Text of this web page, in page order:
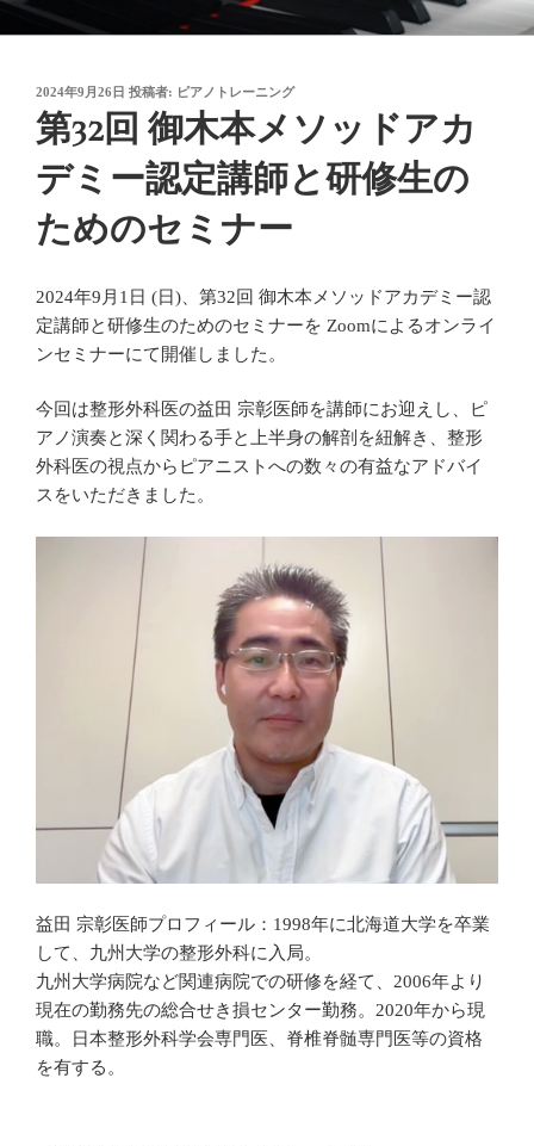
ン
御木本メソッド
脳や筋肉をトレーニングしながら奏法を学び、美しい音と自然で優れた
投
稿
日:
2024年9月26日 投稿者: ピアノトレーニング
第32回 御木本メソッドアカ
デミー認定講師と研修生の
ためのセミナー
2024年9月1日 (日)、第32回 御木本メソッドアカデミー認
定講師と研修生のためのセミナーを Zoomによるオンライ
ンセミナーにて開催しました。
今回は整形外科医の益田 宗彰医師を講師にお迎えし、ピ
アノ演奏と深く関わる手と上半身の解剖を紐解き、整形
外科医の視点からピアニストへの数々の有益なアドバイ
スをいただきました。
益田 宗彰医師プロフィール：1998年に北海道大学を卒業
して、九州大学の整形外科に入局。
九州大学病院など関連病院での研修を経て、2006年より
現在の勤務先の総合せき損センター勤務。2020年から現
職。日本整形外科学会専門医、脊椎脊髄専門医等の資格
を有する。